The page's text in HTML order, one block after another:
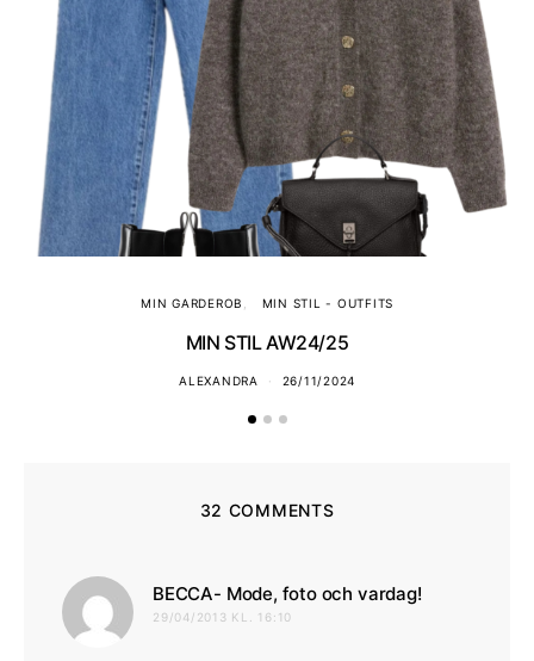
MIN GARDEROB MIN STIL - OUTFITS
MIN STIL AW24/25
ALEXANDRA 26/11/2024
32 COMMENTS
BECCA- Mode, foto och vardag!
29/04/2013 KL. 16:10